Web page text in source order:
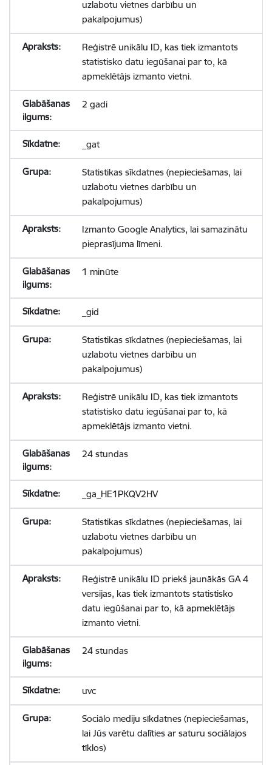
uzlabotu vietnes darbību un
pakalpojumus)
Reģistrē unikālu ID, kas tiek izmantots
statistisko datu iegūšanai par to, kā
apmeklētājs izmanto vietni.
2 gadi
_gat
Statistikas sīkdatnes (nepieciešamas, lai
uzlabotu vietnes darbību un
pakalpojumus)
Izmanto Google Analytics, lai samazinātu
pieprasījuma līmeni.
1 minūte
_gid
Statistikas sīkdatnes (nepieciešamas, lai
uzlabotu vietnes darbību un
pakalpojumus)
Reģistrē unikālu ID, kas tiek izmantots
statistisko datu iegūšanai par to, kā
apmeklētājs izmanto vietni.
24 stundas
_ga_HE1PKQV2HV
Statistikas sīkdatnes (nepieciešamas, lai
uzlabotu vietnes darbību un
pakalpojumus)
Reģistrē unikālu ID priekš jaunākās GA 4
versijas, kas tiek izmantots statistisko
datu iegūšanai par to, kā apmeklētājs
izmanto vietni.
24 stundas
uvc
Sociālo mediju sīkdatnes (nepieciešamas,
lai Jūs varētu dalīties ar saturu sociālajos
tīklos)